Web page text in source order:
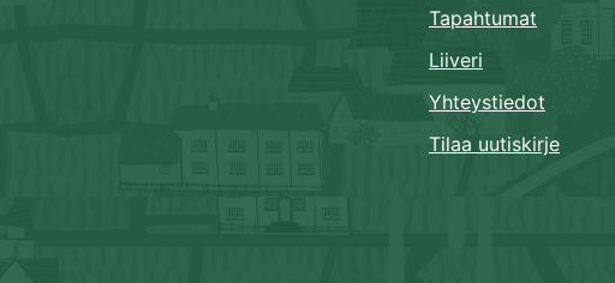
Tapahtumat
Liiveri
Yhteystiedot
Tilaa uutiskirje